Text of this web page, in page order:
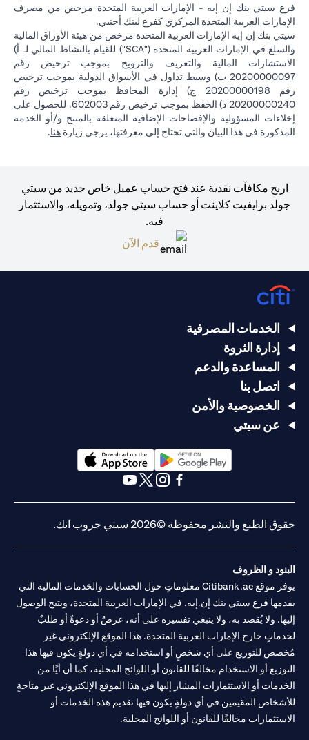
فرع سيتي بنك إن إيه - الإمارات العربية المتحدة مرخص من مصرف
الإمارات العربية المتحدة المركزي كفرع لبنك أجنبي.
سيتي بنك إن إيه الإمارات العربية المتحدة مرخص من هيئة الأوراق المالية
والسلع في الإمارات العربية المتحدة ("SCA") للقيام بالنشاط المالي لـ أ)
الاستشارات المالية والتعريف والترويج بموجب ترخيص رقم
20200000097 ب) وسيط تداول في الأسواق الدولية بموجب ترخيص
رقم 20200000198 ج) إدارة المحافظ بموجب ترخيص رقم
20200000240 د) الحفظ بموجب ترخيص رقم 602003. للحصول على
إخلاءات المسؤولية والإفصاحات الإضافية المتعلقة بالمنتج و/أو الخدمة
المذكورة في هذا البيان والتي تحتاج إلى معرفتها، يرجى زيارة هنا.
اربح مكافآت نقدية عند فتح حساب عميل خاص جديد من سيتي
جولد برايفيت كلاينت أو حساب سيتي جولد، وتمويله، والاستثمار
فيه.
قدم الآن
الخدمات المصرفية
إدارة الثروة
المساعدة والدعم
اتصل بنا
الخصوصية والأمن
عن سيتي
(opens in a new tab)
حقوق الطبع والنشر محفوظة ©2026 سيتي جروب انك.
البنود و الظروف
يوفر موقع Citibank.ae معلوماتٍ حول الحسابات والخدمات المالية التي
يقدمها فرع سيتي بنك إن.إيه. في الإمارات العربية المتحدة، ويتيح الوصول
إليها. ولا يُقصد به، ولا ينبغي تفسيره على أنه، عرضٌ أو دعوةٌ أو طلبٌ
لخدماتٍ خارج الإمارات العربية المتحدة. هذا الموقع الإلكتروني غير
مُخصص للتوزيع على أي شخصٍ أو استخدامه في أي دولةٍ يكون فيها هذا
التوزيع أو الاستخدام مخالفًا للقانون أو اللوائح المحلية، كما أن أيًا من
الخدمات أو الاستثمارات المشار إليها في هذا الموقع الإلكتروني غير متاحةٍ
للأشخاص المقيمين في أي دولةٍ يكون فيها تقديم هذه الخدمات أو
الاستثمارات مخالفًا للقانون أو اللوائح المحلية.